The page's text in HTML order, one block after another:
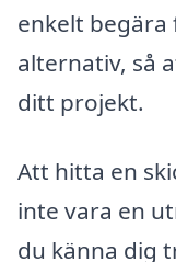
enkelt
alternativ, så
ditt projekt.
Att hitta en
inte vara en
du känna dig